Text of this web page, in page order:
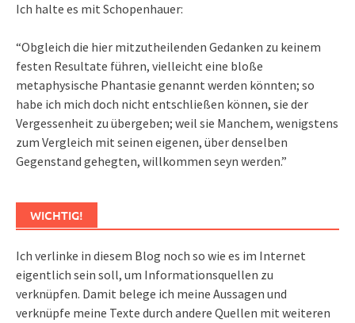
Ich halte es mit Schopenhauer:
“Obgleich die hier mitzutheilenden Gedanken zu keinem
festen Resultate führen, vielleicht eine bloße
metaphysische Phantasie genannt werden könnten; so
habe ich mich doch nicht entschließen können, sie der
Vergessenheit zu übergeben; weil sie Manchem, wenigstens
zum Vergleich mit seinen eigenen, über denselben
Gegenstand gehegten, willkommen seyn werden.”
WICHTIG!
Ich verlinke in diesem Blog noch so wie es im Internet
eigentlich sein soll, um Informationsquellen zu
verknüpfen. Damit belege ich meine Aussagen und
verknüpfe meine Texte durch andere Quellen mit weiteren